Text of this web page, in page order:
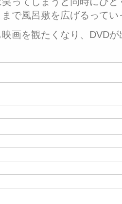
まで風呂敷を広げるって
画を観たくなり、DVD